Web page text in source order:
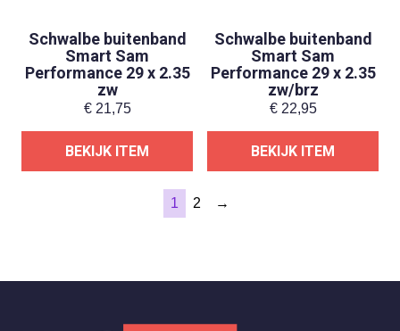
Schwalbe buitenband
Smart Sam
Performance 29 x 2.35
zw
€21,75
BEKIJK ITEM
Schwalbe buitenband
Smart Sam
Performance 29 x 2.35
zw/brz
€22,95
BEKIJK ITEM
1 2 →